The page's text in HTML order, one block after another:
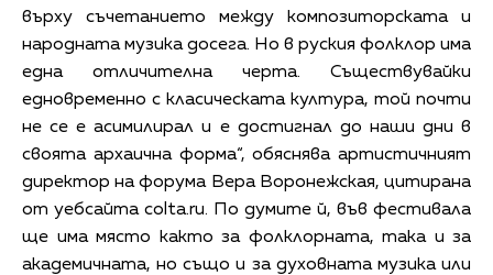
върху съчетанието между композиторската и
народната музика досега. Но в руския фолклор има
една отличителна черта. Съществувайки
едновременно с класическата култура, той почти
не се е асимилирал и е достигнал до наши дни в
своята архаична форма“, обяснява артистичният
директор на форума Вера Воронежская, цитирана
от уебсайта colta.ru. По думите й, във фестивала
ще има място както за фолклорната, така и за
академичната, но също и за духовната музика или